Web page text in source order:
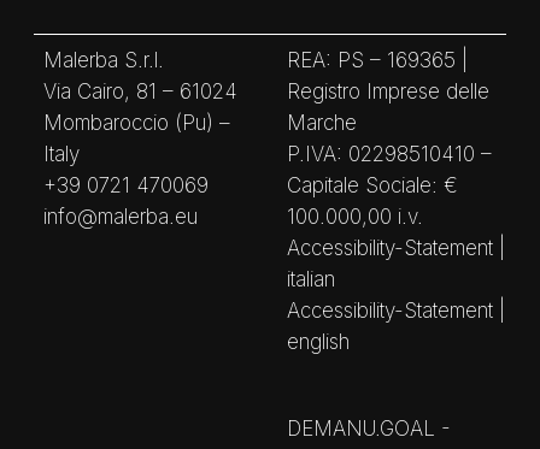
Malerba S.r.l.
Via Cairo, 81 – 61024
Mombaroccio (Pu) –
Italy
+39 0721 470069
info@malerba.eu
REA: PS – 169365 |
Registro Imprese delle
Marche
P.IVA: 02298510410 –
Capitale Sociale: €
100.000,00 i.v.
Accessibility-Statement |
italian
Accessibility-Statement |
english
DEMANU.GOAL -